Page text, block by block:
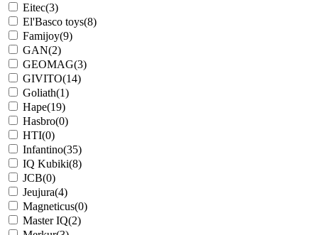
Eitec(3)
El'Basco toys(8)
Famijoy(9)
GAN(2)
GEOMAG(3)
GIVITO(14)
Goliath(1)
Hape(19)
Hasbro(0)
HTI(0)
Infantino(35)
IQ Kubiki(8)
JCB(0)
Jeujura(4)
Magneticus(0)
Master IQ(2)